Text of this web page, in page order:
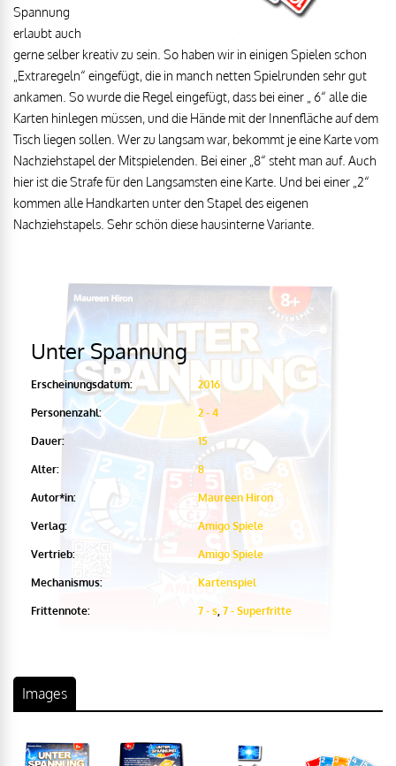
Spannung
erlaubt auch
gerne selber kreativ zu sein. So haben wir in einigen Spielen schon
„Extraregeln“ eingefügt, die in manch netten Spielrunden sehr gut
ankamen. So wurde die Regel eingefügt, dass bei einer „ 6“ alle die
Karten hinlegen müssen, und die Hände mit der Innenfläche auf dem
Tisch liegen sollen. Wer zu langsam war, bekommt je eine Karte vom
Nachziehstapel der Mitspielenden. Bei einer „8“ steht man auf. Auch
hier ist die Strafe für den Langsamsten eine Karte. Und bei einer „2“
kommen alle Handkarten unter den Stapel des eigenen
Nachziehstapels. Sehr schön diese hausinterne Variante.
Unter Spannung
Erscheinungsdatum: 2016
Personenzahl: 2 - 4
Dauer: 15
Alter: 8
Autor*in: Maureen Hiron
Verlag: Amigo Spiele
Vertrieb: Amigo Spiele
Mechanismus: Kartenspiel
Frittennote: 7 - s, 7 - Superfritte
Images